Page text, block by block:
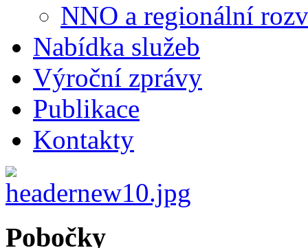
NNO a regionální
Nabídka služeb
Výroční zprávy
Publikace
Kontakty
Pobočky